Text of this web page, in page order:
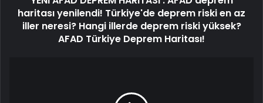
deprem
riski
haritası yenilendi! Türkiye'de deprem riski en az
iller neresi? Hangi illerde deprem riski yüksek?
AFAD Türkiye Deprem Haritası!